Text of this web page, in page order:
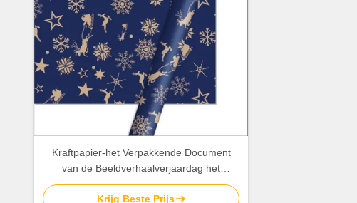
Kraftpapier-het Verpakkende Document
van de Beeldverhaalverjaardag het
Verpakkende Document van
Bladenkerstmis 8gsm
Krijg Beste Prijs